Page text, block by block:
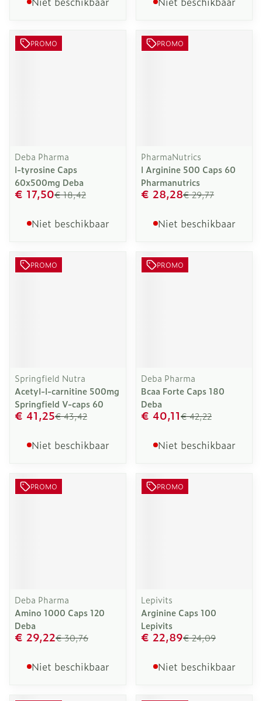
PROMO
Deba Pharma
l-tyrosine Caps
60x500mg Deba
€ 18,42
€ 17,50
Niet beschikbaar
PROMO
PharmaNutrics
l Arginine 500 Caps 60
Pharmanutrics
€ 29,77
€ 28,28
Niet beschikbaar
PROMO
Springfield Nutra
Acetyl-l-carnitine 500mg
Springfield V-caps 60
€ 43,42
€ 41,25
Niet beschikbaar
PROMO
Deba Pharma
Bcaa Forte Caps 180
Deba
€ 42,22
€ 40,11
Niet beschikbaar
PROMO
Deba Pharma
Amino 1000 Caps 120
Deba
€ 30,76
€ 29,22
Niet beschikbaar
PROMO
Lepivits
Arginine Caps 100
Lepivits
€ 24,09
€ 22,89
Niet beschikbaar